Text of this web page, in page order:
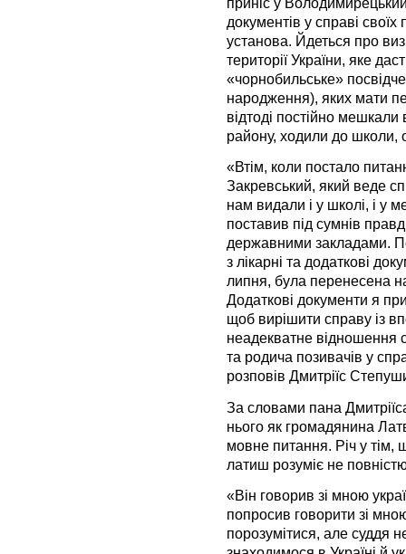
документів у справі
установа. Йдеться про
території України, яке
«чорнобильське»
народження), яких мати
відтоді постійно
району, ходили до школи,
«Втім, коли постало
Закревський, який веде
нам видали і у школі, і у
поставив під сумнів
державними закладами.
з лікарні та додаткові
липня, була перенесена
Додаткові документи я
щоб вирішити справу із
неадекватне відношення
та родича позивачів у
розповів Дмитріїс
За словами пана
нього як громадянина
мовне питання. Річ у тім,
латиш розуміє не
«Він говорив зі мною
попросив говорити зі
порозумітися, але суддя